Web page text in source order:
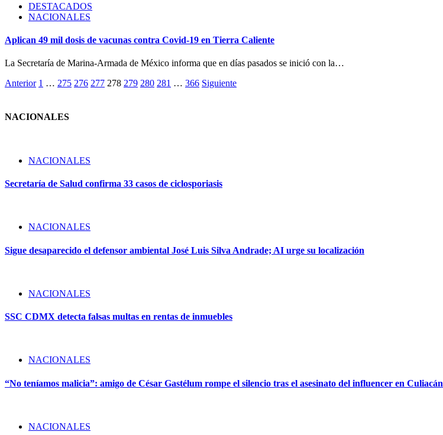
DESTACADOS
NACIONALES
Aplican 49 mil dosis de vacunas contra Covid-19 en Tierra Caliente
La Secretaría de Marina-Armada de México informa que en días pasados se inició con la…
Paginación
entradas
Anterior 1 … 275 276 277 278 279 280 281 … 366 Siguiente
NACIONALES
NACIONALES
Secretaría de Salud confirma 33 casos de ciclosporiasis
NACIONALES
Sigue desaparecido el defensor ambiental José Luis Silva Andrade; AI urge su localización
NACIONALES
SSC CDMX detecta falsas multas en rentas de inmuebles
NACIONALES
“No teníamos malicia”: amigo de César Gastélum rompe el silencio tras el asesinato del influencer en Culiacán
NACIONALES